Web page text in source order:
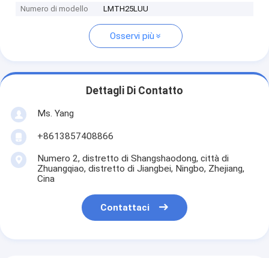
Numero di modello
LMTH25LUU
Osservi più
Dettagli Di Contatto
Ms. Yang
+8613857408866
Numero 2, distretto di Shangshaodong, città di
Zhuangqiao, distretto di Jiangbei, Ningbo, Zhejiang,
Cina
Contattaci